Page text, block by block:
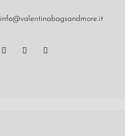
info@valentinabagsandmore.it